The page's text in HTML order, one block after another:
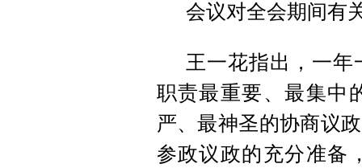
会议对全会期间有
王一花指出，一
职责最重要、最集中
严、最神圣的协商议
参政议政的充分准备